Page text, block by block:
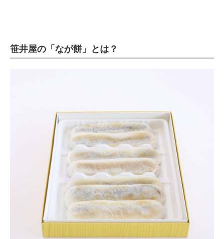
エネルギーの専門メディア
笹井屋の「なが餅」とは？